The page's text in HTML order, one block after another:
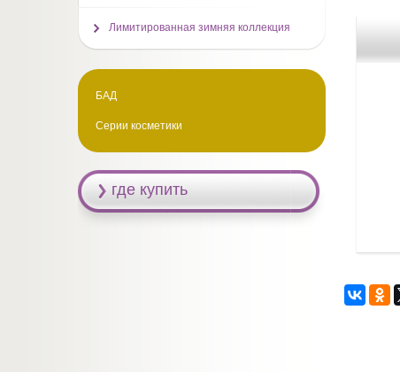
Лимитированная зимняя коллекция
БАД
Серии косметики
где купить